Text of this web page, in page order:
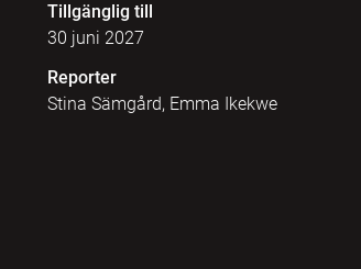
Tillgänglig till
30 juni 2027
Reporter
Stina Sämgård, Emma Ikekwe